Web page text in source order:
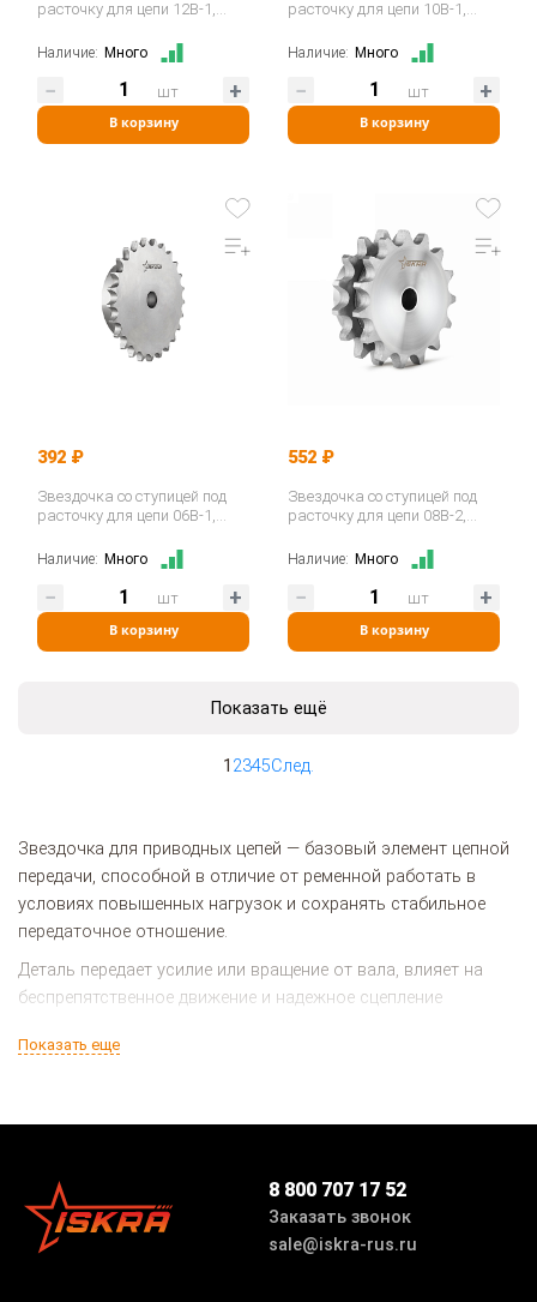
расточку для цепи 12B-1,
Наличие: Много
В корзину
шт
расточку для цепи 10B-1,
Наличие: Много
В корзину
шт
392 ₽
Звездочка со ступицей под
расточку для цепи 06B-1,
Наличие: Много
В корзину
шт
552 ₽
Звездочка со ступицей под
расточку для цепи 08B-2,
Наличие: Много
В корзину
шт
Показать ещё
1 2345След.
Звездочка для приводных цепей — базовый элемент цепной
передачи, способной в отличие от ременной работать в
условиях повышенных нагрузок и сохранять стабильное
передаточное отношение.
Деталь передает усилие или вращение от вала, влияет на
беспрепятственное движение и надежное сцепление
исключают проскальзывание.
Ассортимент и особенности
Показать еще
8 800 707 17 52
Заказать звонок
sale@iskra-rus.ru